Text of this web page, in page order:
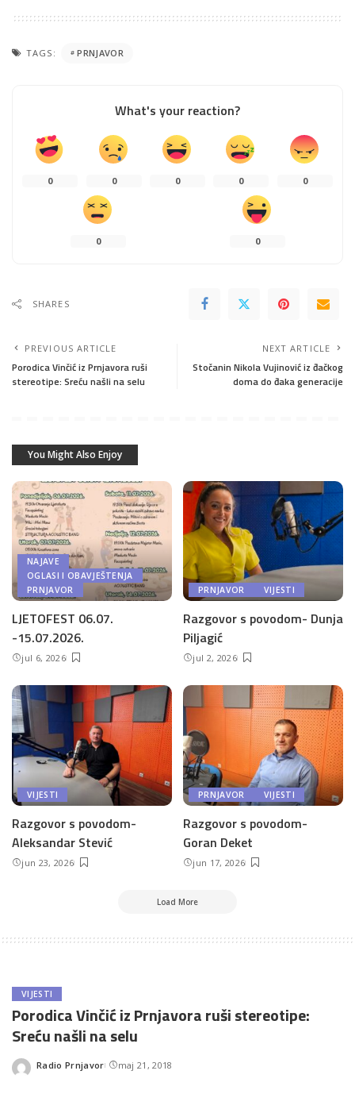
TAGS: PRNJAVOR
What's your reaction?
0 0 0 0 0
0 0
SHARES
PREVIOUS ARTICLE
Porodica Vinčić iz Prnjavora ruši
stereotipe: Sreću našli na selu
NEXT ARTICLE
Stočanin Nikola Vujinović iz đačkog
doma do đaka generacije
You Might Also Enjoy
NAJAVE
OGLASI I OBAVJEŠTENJA
PRNJAVOR
LJETOFEST 06.07.
-15.07.2026.
jul 6, 2026
PRNJAVOR VIJESTI
Razgovor s povodom- Dunja
Piljagić
jul 2, 2026
VIJESTI
Razgovor s povodom-
Aleksandar Stević
jun 23, 2026
PRNJAVOR VIJESTI
Razgovor s povodom-
Goran Deket
jun 17, 2026
Load More
VIJESTI
Porodica Vinčić iz Prnjavora ruši stereotipe:
Sreću našli na selu
Posted
Radio Prnjavor maj 21, 2018